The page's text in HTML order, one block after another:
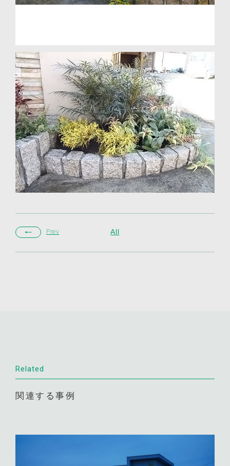
Prev All
Related
関連する事例